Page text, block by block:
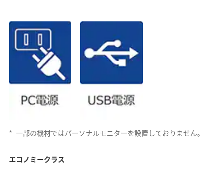
* 一部の機材ではパーソナルモニターを設置しておりません。
エコノミークラス